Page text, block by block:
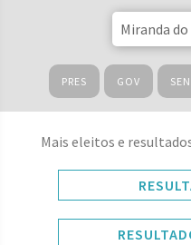
PRES GOV SEN
Mais eleitos e